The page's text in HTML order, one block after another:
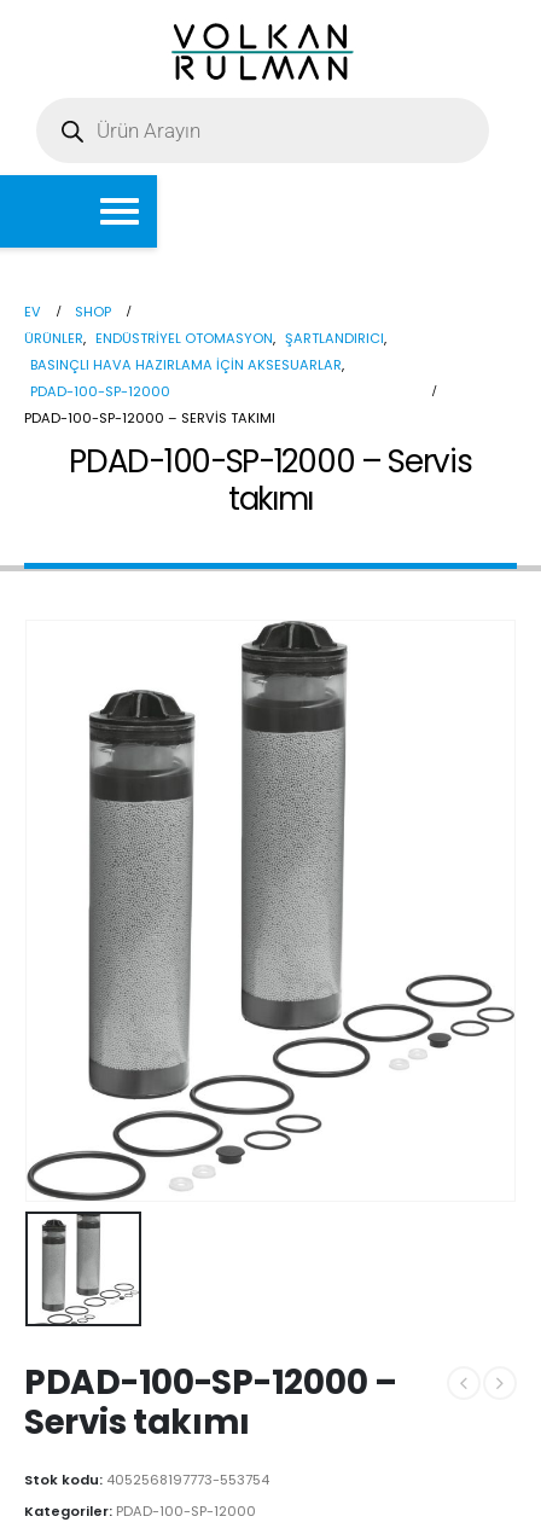
EV
SHOP
ÜRÜNLER, ENDÜSTRIYEL OTOMASYON, ŞARTLANDIRICI,
BASINÇLI HAVA HAZIRLAMA IÇIN AKSESUARLAR,
PDAD-100-SP-12000
PDAD-100-SP-12000 – SERVIS TAKIMI
PDAD-100-SP-12000 – Servis
takımı
PDAD-100-SP-12000 –
Servis takımı
Stok kodu: 4052568197773-553754
Kategoriler: PDAD-100-SP-12000